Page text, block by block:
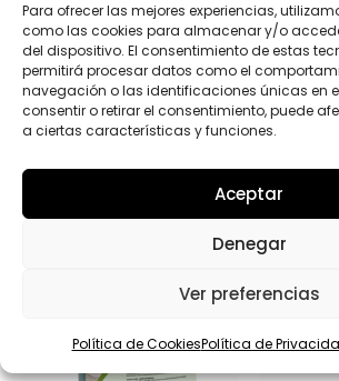
Para ofrecer las mejores experiencias,
como las cookies para almacenar y/o
del dispositivo. El consentimiento de estas
permitirá procesar datos como el
navegación o las identificaciones únicas en
consentir o retirar el consentimiento, puede
a ciertas características y funciones.
Aceptar
Denegar
Ver preferencias
Política de CookiesPolítica de
Productos relacionados